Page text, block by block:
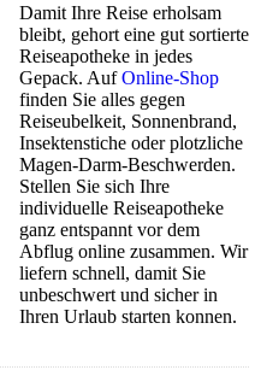
Damit Ihre Reise erholsam
bleibt, gehort eine gut sortierte
Reiseapotheke in jedes
Gepack. AufOnline-Shop
finden Sie alles gegen
Reiseubelkeit, Sonnenbrand,
Insektenstiche oder plotzliche
Magen-Darm-Beschwerden.
Stellen Sie sich Ihre
individuelle Reiseapotheke
ganz entspannt vor dem
Abflug online zusammen. Wir
liefern schnell, damit Sie
unbeschwert und sicher in
Ihren Urlaub starten konnen.